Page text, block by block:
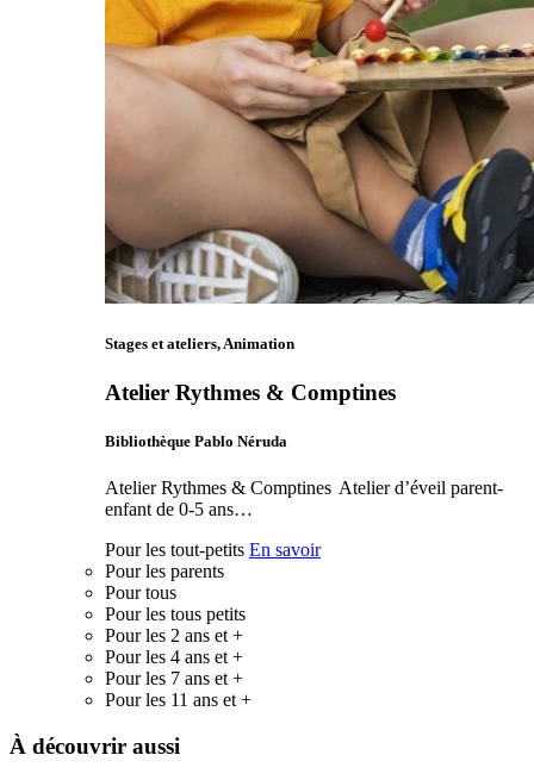
Stages et ateliers, Animation
Atelier Rythmes & Comptines
Bibliothèque Pablo Néruda
Atelier Rythmes & Comptines Atelier d’éveil parent-
enfant de 0-5 ans…
Pour les tout-petits En savoir
Pour les parents
Pour tous
Pour les tous petits
Pour les 2 ans et +
Pour les 4 ans et +
Pour les 7 ans et +
Pour les 11 ans et +
À découvrir aussi